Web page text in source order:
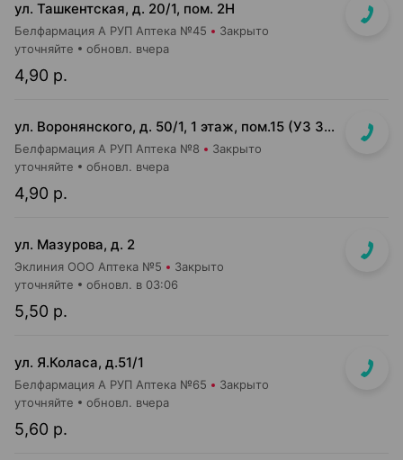
ул. Ташкентская, д. 20/1, пом. 2Н
Белфармация А РУП Аптека №45 Закрыто
4,90 р.
уточняйте обновл. вчера
ул. Воронянского, д. 50/1, 1 этаж, пом.15 (УЗ 38-я городская п-ка)
Белфармация А РУП Аптека №8 Закрыто
4,90 р.
уточняйте обновл. вчера
ул. Мазурова, д. 2
Эклиния ООО Аптека №5 Закрыто
5,50 р.
уточняйте обновл. в 03:06
ул. Я.Коласа, д.51/1
Белфармация А РУП Аптека №65 Закрыто
5,60 р.
уточняйте обновл. вчера